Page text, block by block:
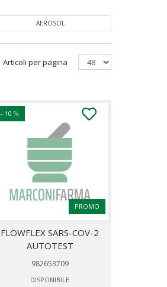
CALZE COMPRESSIONE GRADUATA
Articoli per pagina
- 10 %
PROMO
FLOWFLEX SARS-COV-2
AUTOTEST
982653709
DISPONIBILE